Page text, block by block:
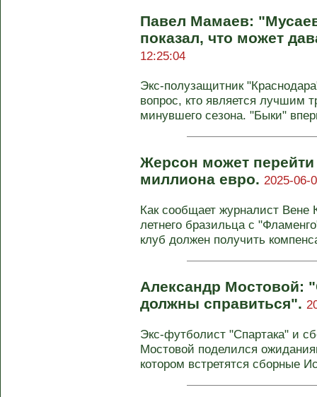
Павел Мамаев:
показал, что может
12:25:04
Экс-полузащитник
вопрос, кто является лучшим
минувшего сезона. "Быки"
Жерсон может перейти
миллиона евро. 2025-06-
Как сообщает журналист Вене
летнего бразильца с
клуб должен получить
Александр Мостовой:
должны справиться".
Экс-футболист "Спартака" и
Мостовой поделился
котором встретятся сборные